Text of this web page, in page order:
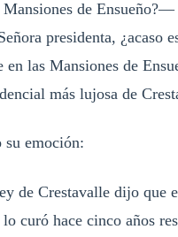
de Ensueño?—
presidenta, ¿acaso
las Mansiones de
más lujosa de
emoción:
de Crestavalle dijo que
curó hace cinco años